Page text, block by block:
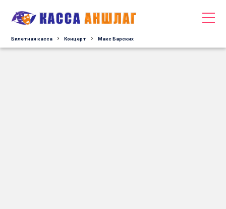
Билетная касса Концерт Макс Барских